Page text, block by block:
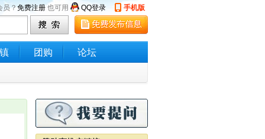
员？免费注册 也可用 QQ登录 手机版
团购 论坛